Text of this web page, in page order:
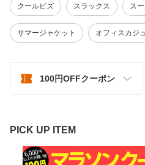
クールビズ スラックス ス
サマージャケット オフィスカジ
100円OFFクーポン
PICK UP ITEM